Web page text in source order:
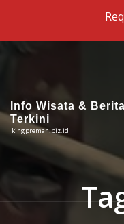
Info Wisata &
Terkini
kingpreman.biz.id